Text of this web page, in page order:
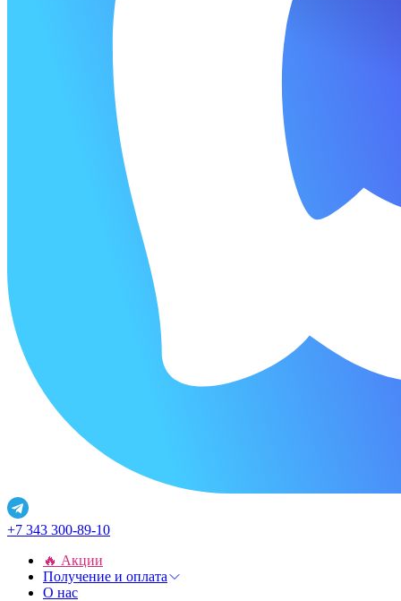
+7 343 300-89-10
🔥 Акции
Получение и оплата
О нас